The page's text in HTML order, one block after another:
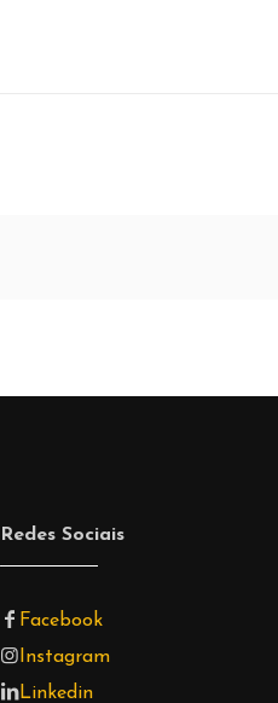
Redes Sociais
Facebook
Instagram
Linkedin